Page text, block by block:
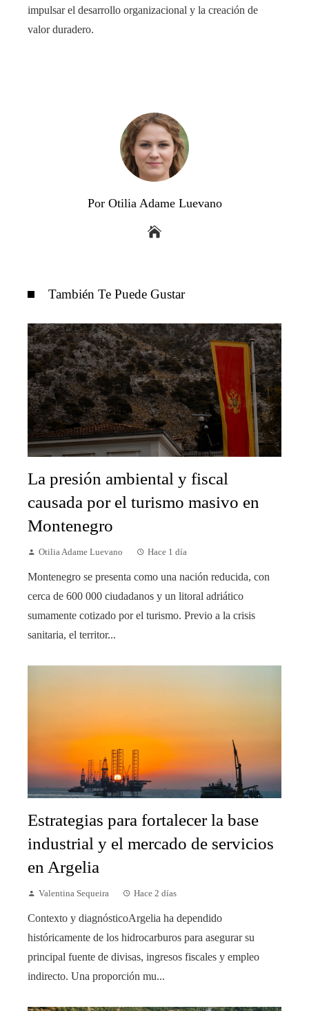
impulsar el desarrollo organizacional y la creación de
valor duradero.
Por Otilia Adame Luevano
También Te Puede Gustar
La presión ambiental y fiscal
causada por el turismo masivo en
Montenegro
Otilia Adame Luevano Hace 1 día
Montenegro se presenta como una nación reducida, con
cerca de 600 000 ciudadanos y un litoral adriático
sumamente cotizado por el turismo. Previo a la crisis
sanitaria, el territor...
Estrategias para fortalecer la base
industrial y el mercado de servicios
en Argelia
Valentina Sequeira Hace 2 días
Contexto y diagnósticoArgelia ha dependido
históricamente de los hidrocarburos para asegurar su
principal fuente de divisas, ingresos fiscales y empleo
indirecto. Una proporción mu...